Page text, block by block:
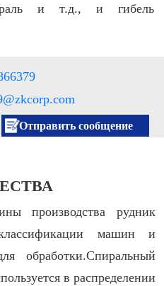
и т.д., и гибель
Отправить сообщение
производства рудник
машин и
обработки.Спиральный
в распределении